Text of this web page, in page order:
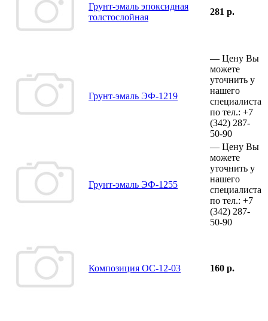
Грунт-эмаль эпоксидная
толстослойная
281 р.
Грунт-эмаль ЭФ-1219
— Цену Вы
можете
уточнить у
нашего
специалиста
по тел.: +7
(342) 287-
50-90
Грунт-эмаль ЭФ-1255
— Цену Вы
можете
уточнить у
нашего
специалиста
по тел.: +7
(342) 287-
50-90
Композиция ОС-12-03 160 р.